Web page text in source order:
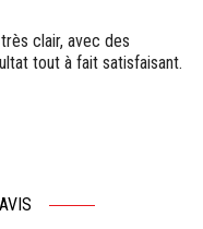
clair, avec des
tout à fait satisfaisant.